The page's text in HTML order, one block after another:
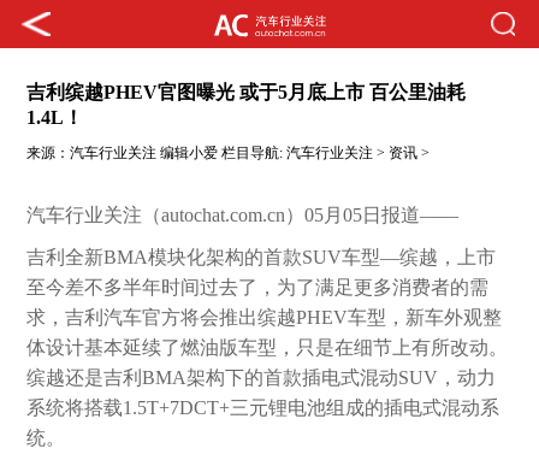
吉利缤越PHEV官图曝光 或于5月底上市 百公里油耗
1.4L！
来源：汽车行业关注 编辑小爱 栏目导航:汽车行业关注 > 资讯 >
汽车行业关注（autochat.com.cn）05月05日报道——
吉利全新BMA模块化架构的首款SUV车型—缤越，上市
至今差不多半年时间过去了，为了满足更多消费者的需
求，吉利汽车官方将会推出缤越PHEV车型，新车外观整
体设计基本延续了燃油版车型，只是在细节上有所改动。
缤越还是吉利BMA架构下的首款插电式混动SUV，动力
系统将搭载1.5T+7DCT+三元锂电池组成的插电式混动系
统。